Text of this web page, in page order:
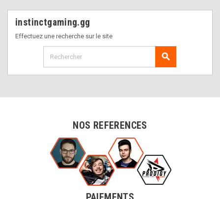
instinctgaming.gg
Effectuez une recherche sur le site
search
NOS REFERENCES